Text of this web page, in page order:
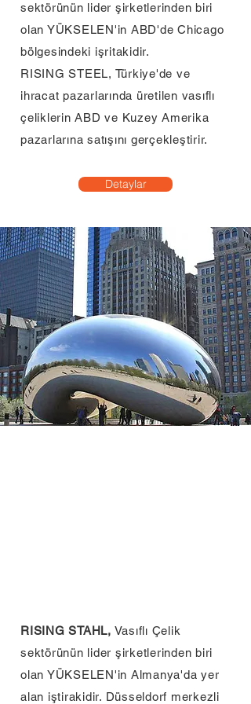
sektörünün lider şirketlerinden biri
olan YÜKSELEN'in ABD'de Chicago
bölgesindeki işritakidir.
RISING STEEL, Türkiye'de ve
ihracat pazarlarında üretilen vasıflı
çeliklerin ABD ve Kuzey Amerika
pazarlarına satışını gerçekleştirir.
Detaylar
RISING STAHL, Vasıflı Çelik
sektörünün lider şirketlerinden biri
olan YÜKSELEN'in Almanya'da yer
alan iştirakidir. Düsseldorf merkezli